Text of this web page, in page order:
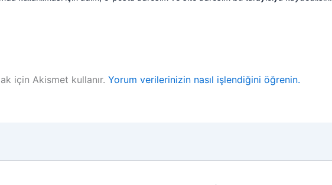
için Akismet kullanır. Yorum verilerinizin nasıl işlendiğini öğrenin.